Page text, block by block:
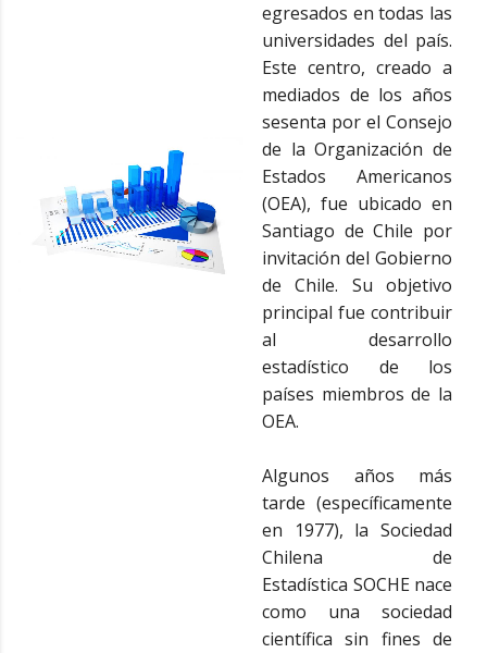
egresados en todas las
universidades del país.
Este centro, creado a
mediados de los años
sesenta por el Consejo
de la Organización de
Estados Americanos
(OEA), fue ubicado en
Santiago de Chile por
invitación del Gobierno
de Chile. Su objetivo
principal fue contribuir
al desarrollo
estadístico de los
países miembros de la
OEA.
Algunos años más
tarde (específicamente
en 1977), la Sociedad
Chilena de
Estadística SOCHE nace
como una sociedad
científica sin fines de